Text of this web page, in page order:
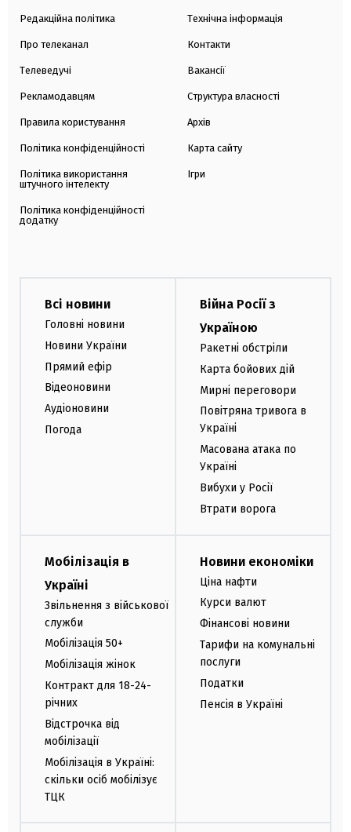
Редакційна політика
Про телеканал
Телеведучі
Рекламодавцям
Правила користування
Політика конфіденційності
Політика використання
штучного інтелекту
Політика конфіденційності
додатку
Технічна інформація
Контакти
Вакансії
Структура власності
Архів
Карта сайту
Ігри
Всі новини
Головні новини
Новини України
Прямий ефір
Відеоновини
Аудіоновини
Погода
Війна Росії з
Україною
Ракетні обстріли
Карта бойових дій
Мирні переговори
Повітряна тривога в
Україні
Масована атака по
Україні
Вибухи у Росії
Втрати ворога
Мобілізація в
Україні
Звільнення з військової
служби
Мобілізація 50+
Мобілізація жінок
Контракт для 18-24-
річних
Відстрочка від
мобілізації
Мобілізація в Україні:
скільки осіб мобілізує
ТЦК
Новини економіки
Ціна нафти
Курси валют
Фінансові новини
Тарифи на комунальні
послуги
Податки
Пенсія в Україні